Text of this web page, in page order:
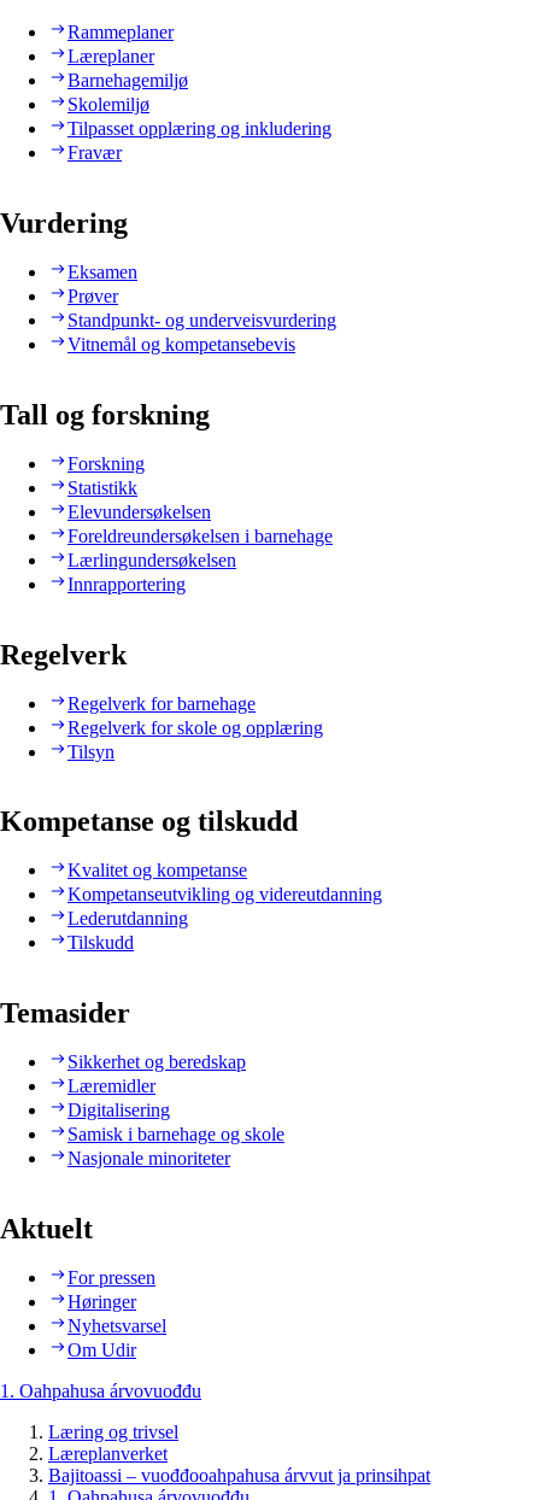
Rammeplaner
Læreplaner
Barnehagemiljø
Skolemiljø
Tilpasset opplæring og inkludering
Fravær
Vurdering
Eksamen
Prøver
Standpunkt- og underveisvurdering
Vitnemål og kompetansebevis
Tall og forskning
Forskning
Statistikk
Elevundersøkelsen
Foreldreundersøkelsen i barnehage
Lærlingundersøkelsen
Innrapportering
Regelverk
Regelverk for barnehage
Regelverk for skole og opplæring
Tilsyn
Kompetanse og tilskudd
Kvalitet og kompetanse
Kompetanseutvikling og videreutdanning
Lederutdanning
Tilskudd
Temasider
Sikkerhet og beredskap
Læremidler
Digitalisering
Samisk i barnehage og skole
Nasjonale minoriteter
Aktuelt
For pressen
Høringer
Nyhetsvarsel
Om Udir
1. Oahpahusa árvovuođđu
Læring og trivsel
Læreplanverket
Bajitoassi – vuođđooahpahusa árvvut ja prinsihpat